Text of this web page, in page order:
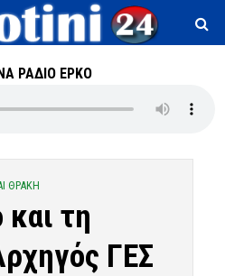
ΡΑΔΙΟ ΕΡΚΟ
ΘΡΑΚΗ
τη
ΓΕΣ